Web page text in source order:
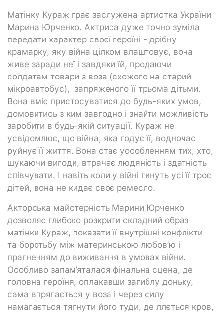
Матінку Кураж грає заслужена артистка України
Марина Юрченко. Актриса дуже точно зуміла
передати характер своєї героїні - дрібну
крамарку, яку війна цілком влаштовує, вона
живе заради неї і завдяки їй, продаючи
солдатам товари з воза (схожого на старий
мікроавтобус), запряженого її трьома дітьми.
Вона вміє пристосуватися до будь-яких умов,
домовитись з ким завгодно і знайти можливість
заробити в будь-якій ситуації. Кураж не
усвідомлює, що війна, яка годує її, водночас
руйнує її життя. Вона стає уособленням тих, хто,
шукаючи вигоди, втрачає людяність і здатність
співчувати. І навіть коли у війні гинуть усі її троє
дітей, вона не кидає своє ремесло.
Акторська майстерність Марини Юрченко
дозволяє глибоко розкрити складний образ
матінки Кураж, показати її внутрішні конфлікти
та боротьбу між материнською любов’ю і
прагненням до виживання в умовах війни.
Особливо запам’яталася фінальна сцена, де
головна героїня, оплакавши загиблу доньку,
сама впрягається у воза і через силу
намагається тягнути його туди, де ллється кров,